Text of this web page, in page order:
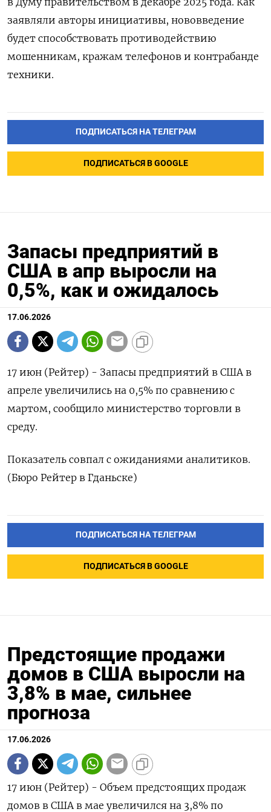
заявляли авторы инициативы, нововведение
будет способствовать противодействию
мошенникам, кражам телефонов и контрабанде
техники.
ПОДПИСАТЬСЯ НА ТЕЛЕГРАМ
ПОДПИСАТЬСЯ В GOOGLE
Запасы предприятий в
США в апр выросли на
0,5%, как и ожидалось
17.06.2026
17 ‌июн (Рейтер) - ​Запасы ​предприятий в ​США ⁠в
‌апреле увеличились ‌на ​0,5% ‌по ​сравнению ‌с
мартом, ​сообщило ​министерство торговли ‌в ​
среду.
Показатель совпал ​с ⁠ожиданиями ‌аналитиков.
(Бюро ‌Рейтер ​в ‌Гданьске)
ПОДПИСАТЬСЯ НА ТЕЛЕГРАМ
ПОДПИСАТЬСЯ В GOOGLE
Предстоящие продажи
домов в США выросли на
3,8% в мае, сильнее
прогноза
17.06.2026
17 июн (Рейтер) - Объем предстоящих продаж
‌домов в США в ​мае увеличился ​на ​3,8% ⁠по